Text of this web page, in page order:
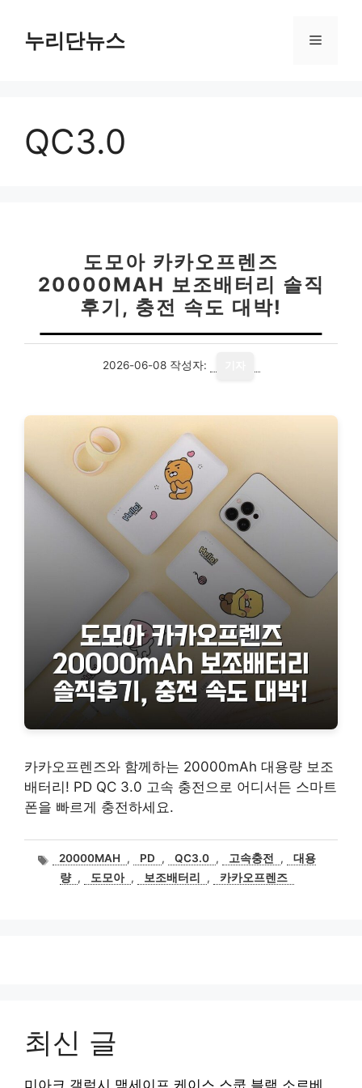
누리단뉴스 메
QC3.0
도모아 카카오프렌즈
20000MAH 보조배터리 솔직
후기, 충전 속도 대박!
2026-06-08 작성자:
카카오프렌즈와 함께하는 20000mAh 대용량 보조
배터리! PD QC 3.0 고속 충전으로 어디서든 스마트
폰을 빠르게 충전하세요.
태
그
20000MAH , PD , QC3.0 , 고속충전 ,
대용
량 , 도모아 , 보조배터리 , 카카오프렌즈
최신 글